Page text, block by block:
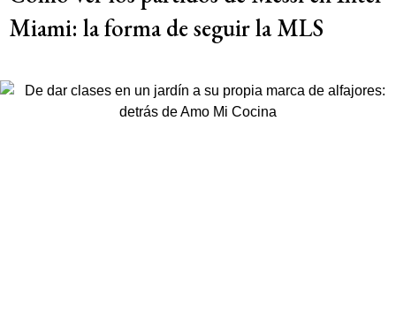
Miami: la forma de seguir la MLS